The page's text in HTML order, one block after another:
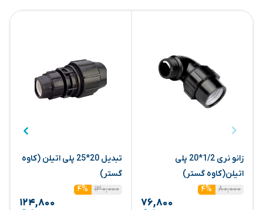
زانو نری 1/2*20 پلی
اتیلن(کاوه گستر)
۸۰,۰۰۰
۴%
۷۶,۸۰۰
تبدیل 20*25 پلی اتیلن (کاوه
گستر)
۱۳۰,۰۰۰
۴%
۱۲۴,۸۰۰